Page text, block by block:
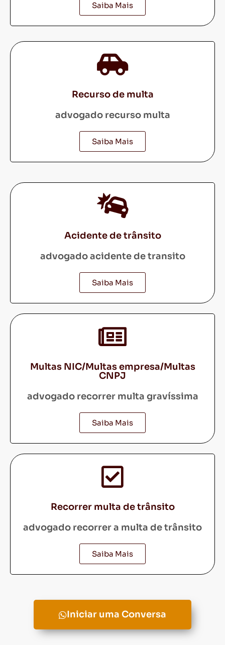
Saiba Mais
Recurso de multa
advogado recurso multa
Saiba Mais
Acidente de trânsito
advogado acidente de transito
Saiba Mais
Multas NIC/Multas empresa/Multas
CNPJ
advogado recorrer multa gravíssima
Saiba Mais
Recorrer multa de trânsito
advogado recorrer a multa de trânsito
Saiba Mais
Iniciar uma Conversa